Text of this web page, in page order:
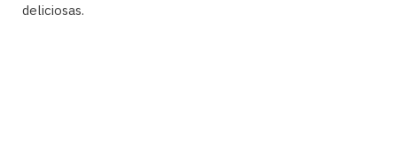
deliciosas.